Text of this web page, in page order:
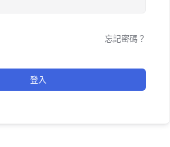
忘記密碼？
登入